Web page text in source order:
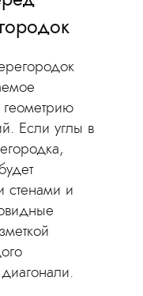
Если углы в
стенами и